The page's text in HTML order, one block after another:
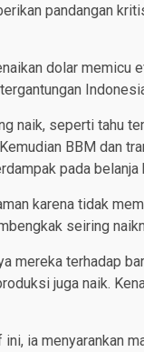
pandangan
dolar memicu
naik, seperti tahu
BBM dan
pada belanja
karena tidak
seiring
mereka terhadap
juga naik.
ia menyarankan